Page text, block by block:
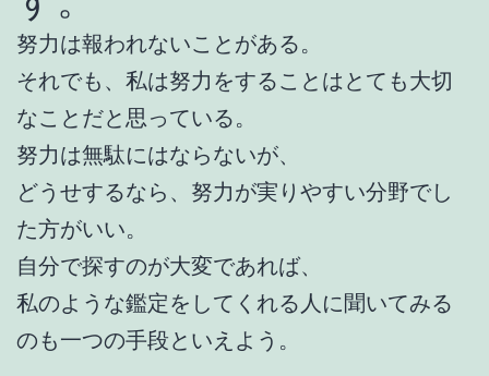
努力は報われないことがある。
それでも、私は努力をすることはとても大切
なことだと思っている。
努力は無駄にはならないが、
どうせするなら、努力が実りやすい分野でし
た方がいい。
自分で探すのが大変であれば、
私のような鑑定をしてくれる人に聞いてみる
のも一つの手段といえよう。